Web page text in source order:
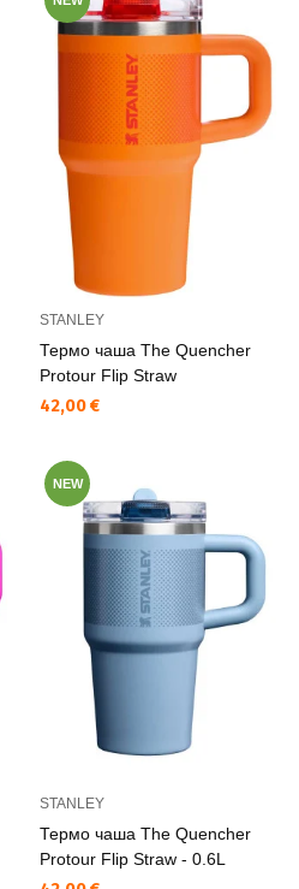
STANLEY
Термо чаша The Quencher
Protour Flip Straw
Текуща цена:
42,00 €
NEW
STANLEY
Термо чаша The Quencher
Protour Flip Straw - 0.6L